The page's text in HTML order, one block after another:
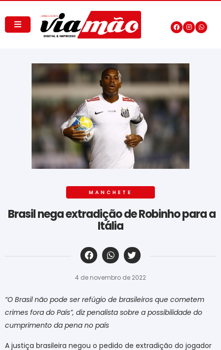
MANCHETE
Brasil nega extradição de Robinho para a
Itália
‎ ‎ ‎ ‎ ‎ ‎ ‎ ‎ ‎ ‎ ‎ ‎ ‎ ‎ ‎ ‎ ‎ ‎ ‎ ‎ ‎ ‎ ‎ ‎ ‎ ‎ ‎ ‎ ‎ ‎ ‎
4 de novembro de 2022
“O Brasil não pode ser refúgio de brasileiros que cometem
crimes fora do País”, diz penalista sobre a possibilidade do
cumprimento da pena no país
A justiça brasileira negou o pedido de extradição do jogador